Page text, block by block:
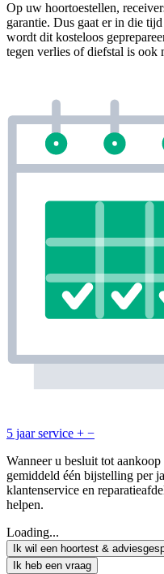
Op uw hoortoestellen,
garantie. Dus gaat er in die
wordt dit kosteloos
tegen verlies of diefstal is ook
5 jaar service + −
Wanneer u besluit tot
gemiddeld één bijstelling per
klantenservice en
helpen.
Loading...
Ik wil een hoortest &
Ik heb een vraag